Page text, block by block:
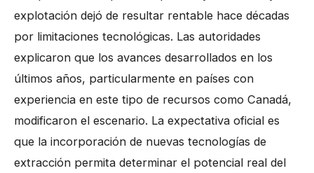
explotación dejó de resultar rentable hace décadas
por limitaciones tecnológicas. Las autoridades
explicaron que los avances desarrollados en los
últimos años, particularmente en países con
experiencia en este tipo de recursos como Canadá,
modificaron el escenario. La expectativa oficial es
que la incorporación de nuevas tecnologías de
extracción permita determinar el potencial real del